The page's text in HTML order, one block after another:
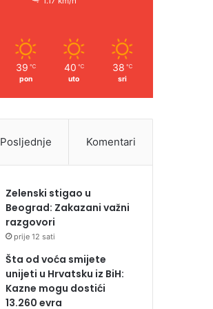
39 ℃
pon
40 ℃
uto
38 ℃
sri
Posljednje Komentari
Zelenski stigao u
Beograd: Zakazani važni
razgovori
prije 12 sati
Šta od voća smijete
unijeti u Hrvatsku iz BiH:
Kazne mogu dostići
13.260 evra